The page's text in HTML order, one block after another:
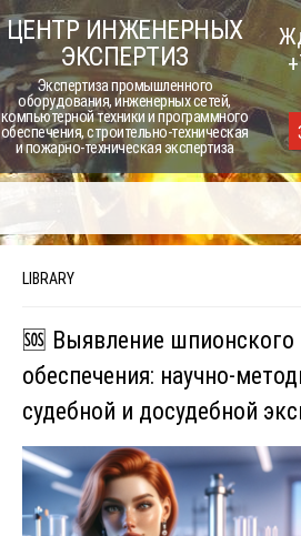
Skip
to
content
ЦЕНТР ИНЖЕНЕРНЫХ
ЭКСПЕРТИЗ
Экспертиза промышленного
оборудования, инженерных сетей,
компьютерной техники и программного
обеспечения, строительно-техническая
и пожарно-техническая экспертиза
LIBRARY
🆘 Выявление шпионского
обеспечения: научно-
судебной и досудебной